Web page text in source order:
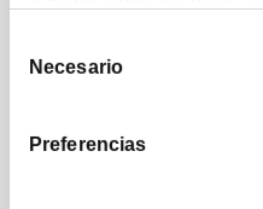
deNecesario
Preferencias